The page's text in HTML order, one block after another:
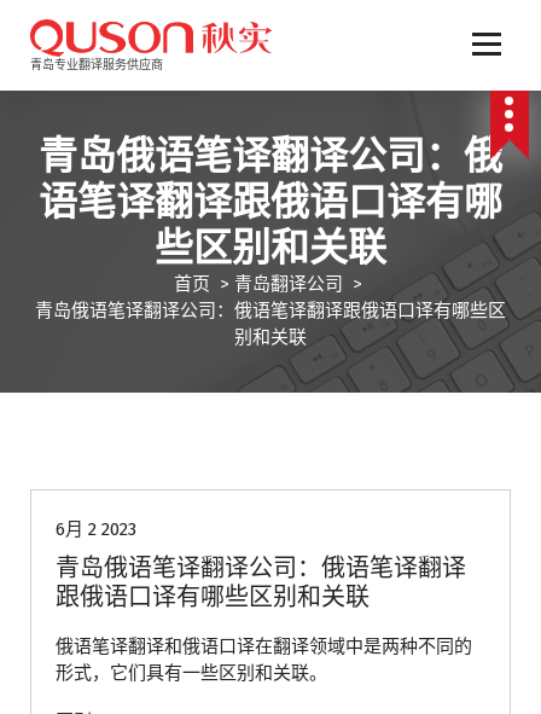
文
青岛专业翻译服务供应商
青岛俄语笔译翻译公司：俄
语笔译翻译跟俄语口译有哪
些区别和关联
首页 > 青岛翻译公司
>
青岛俄语笔译翻译公司：俄语笔译翻译跟俄语口译有哪些区
别和关联
6月 2 2023
青岛俄语笔译翻译公司：俄语笔译翻译
跟俄语口译有哪些区别和关联
俄语笔译翻译和俄语口译在翻译领域中是两种不同的
形式，它们具有一些区别和关联。